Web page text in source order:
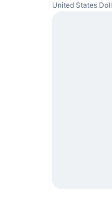
United States